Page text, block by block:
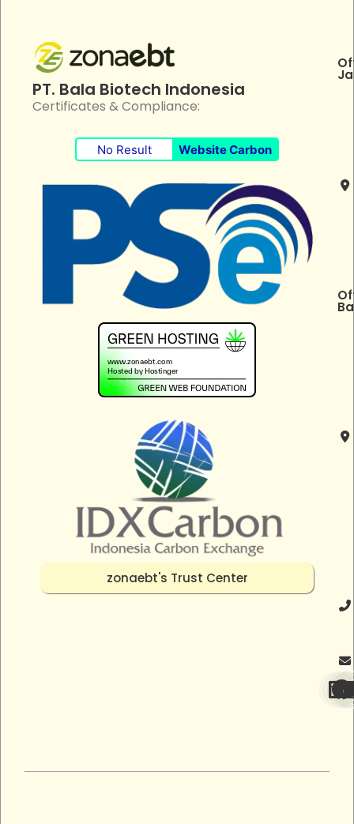
PT. Bala Biotech Indonesia
Certificates & Compliance:
No Result Website Carbon
zonaebt's Trust Center